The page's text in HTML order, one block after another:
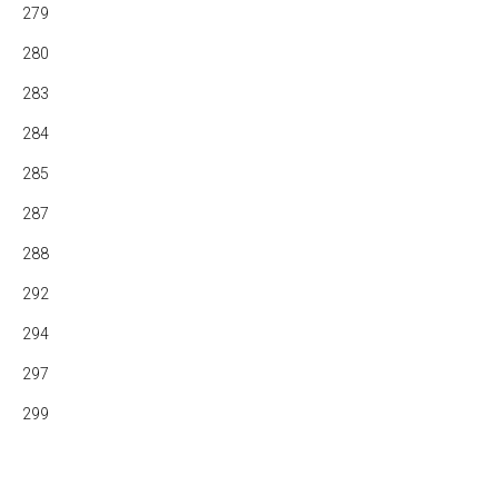
279
280
283
284
285
287
288
292
294
297
299